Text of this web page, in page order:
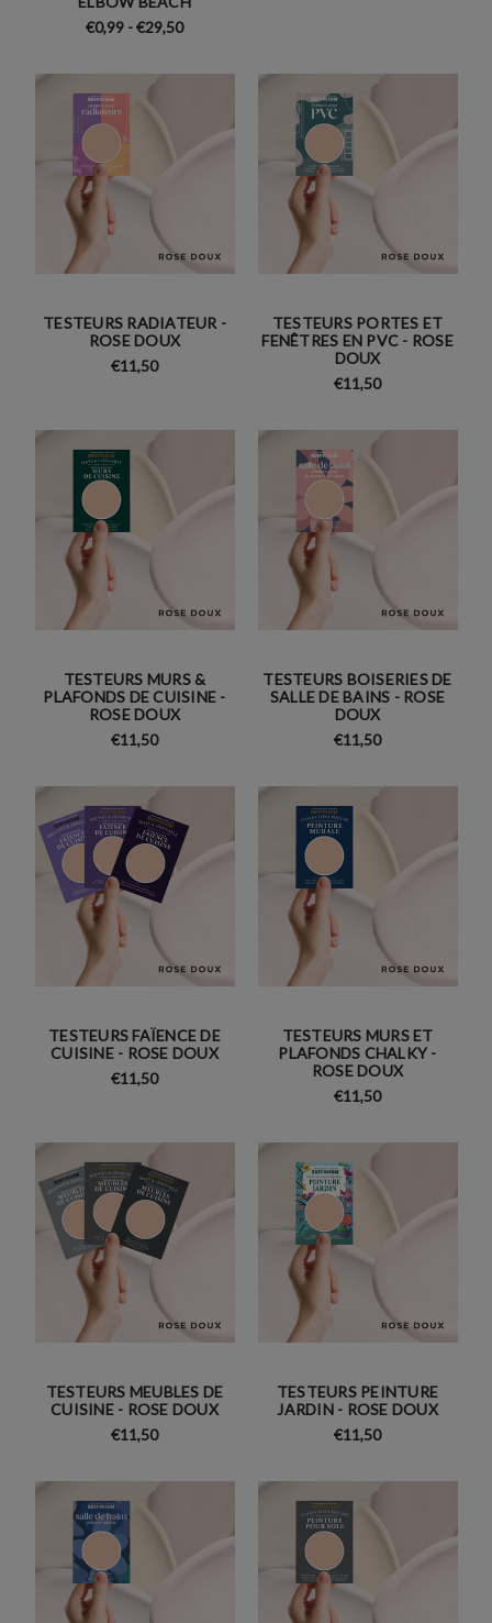
€0,99 - €29,50
TESTEURS RADIATEUR -
ROSE DOUX
€11,50
TESTEURS PORTES ET
FENÊTRES EN PVC - ROSE
DOUX
€11,50
TESTEURS MURS &
PLAFONDS DE CUISINE -
ROSE DOUX
€11,50
TESTEURS BOISERIES DE
SALLE DE BAINS - ROSE
DOUX
€11,50
TESTEURS FAÏENCE DE
CUISINE - ROSE DOUX
€11,50
TESTEURS MURS ET
PLAFONDS CHALKY -
ROSE DOUX
€11,50
TESTEURS MEUBLES DE
CUISINE - ROSE DOUX
€11,50
TESTEURS PEINTURE
JARDIN - ROSE DOUX
€11,50